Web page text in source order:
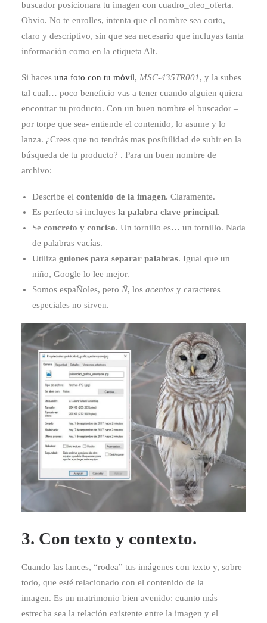
buscador posicionara tu imagen con cuadro_oleo_oferta.
Obvio. No te enrolles, intenta que el nombre sea corto,
claro y descriptivo, sin que sea necesario que incluyas tanta
información como en la etiqueta Alt.
Si haces una foto con tu móvil, MSC-435TR001, y la subes
tal cual… poco beneficio vas a tener cuando alguien quiera
encontrar tu producto. Con un buen nombre el buscador –
por torpe que sea- entiende el contenido, lo asume y lo
lanza. ¿Crees que no tendrás mas posibilidad de subir en la
búsqueda de tu producto? . Para un buen nombre de
archivo:
Describe el contenido de la imagen. Claramente.
Es perfecto si incluyes la palabra clave principal.
Se concreto y conciso. Un tornillo es… un tornillo. Nada
de palabras vacías.
Utiliza guiones para separar palabras. Igual que un
niño, Google lo lee mejor.
Somos espaÑoles, pero Ñ, los acentos y caracteres
especiales no sirven.
3. Con texto y contexto.
Cuando las lances, “rodea” tus imágenes con texto y, sobre
todo, que esté relacionado con el contenido de la
imagen. Es un matrimonio bien avenido: cuanto más
estrecha sea la relación existente entre la imagen y el